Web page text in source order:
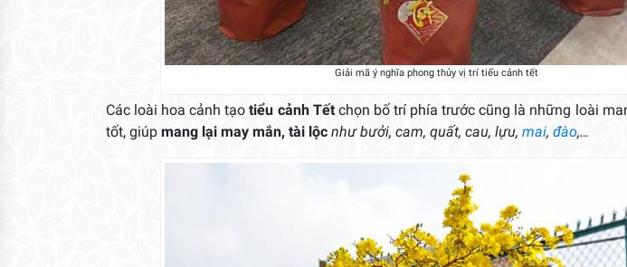
Giải mã ý nghĩa phong thủy vị trí tiểu cảnh tết
Các loài hoa cảnh tạo tiểu cảnh Tếtchọn bố trí phía trước cũng là những loài
tốt, giúp mang lại may mắn, tài lộc như bưởi, cam, quất, cau, lựu, mai, đào,…